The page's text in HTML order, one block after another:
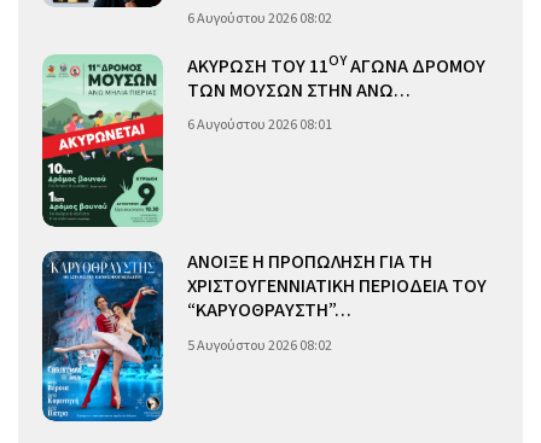
6 Αυγούστου 2026 08:02
ΑΚΥΡΩΣΗ ΤΟΥ 11ΟΥΑΓΩΝΑ ΔΡΟΜΟΥ
ΤΩΝ ΜΟΥΣΩΝ ΣΤΗΝ ΑΝΩ…
6 Αυγούστου 2026 08:01
ΑΝΟΙΞΕ Η ΠΡΟΠΩΛΗΣΗ ΓΙΑ ΤΗ
ΧΡΙΣΤΟΥΓΕΝΝΙΑΤΙΚΗ ΠΕΡΙΟΔΕΙΑ ΤΟΥ
“ΚΑΡΥΟΘΡΑΥΣΤΗ”…
5 Αυγούστου 2026 08:02